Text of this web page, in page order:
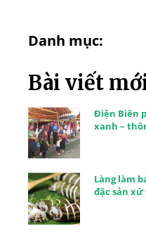
Danh mục:
Bài viết
Điện Biên
xanh –
Làng làm
đặc sản xứ